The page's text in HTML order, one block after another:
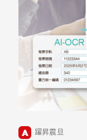
躍昇震旦